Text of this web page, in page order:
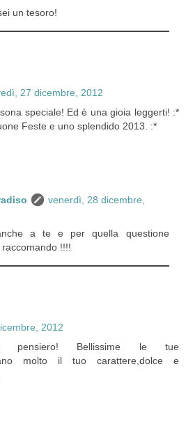
un tesoro!
27 dicembre, 2012
speciale! Ed è una gioia leggerti! :*
Feste e uno splendido 2013. :*
venerdì, 28 dicembre,
a te e per quella questione
!!!!
2012
Bellissime le tue
molto il tuo carattere,dolce e